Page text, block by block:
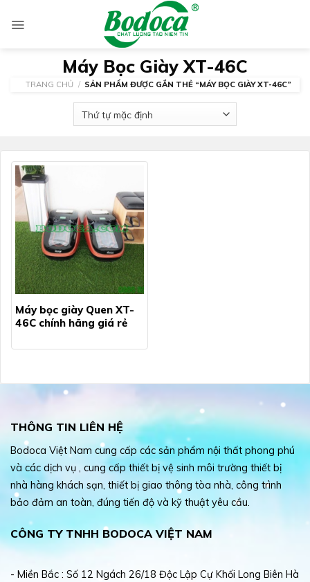
Máy Bọc Giày XT-46C
TRANG CHỦ / SẢN PHẨM ĐƯỢC GẮN THẺ “MÁY BỌC GIÀY XT-46C”
Máy bọc giày Quen XT-
46C chính hãng giá rẻ
THÔNG TIN LIÊN HỆ
Bodoca Việt Nam cung cấp các sản phẩm nội thất phong phú
và các dịch vụ , cung cấp thiết bị vệ sinh môi trường thiết bị
nhà hàng khách sạn, thiết bị giao thông tòa nhà, công trình
bảo đảm an toàn, đúng tiến độ và kỹ thuật yêu cầu.
CÔNG TY TNHH BODOCA VIỆT NAM
- Miền Bắc : Số 12 Ngách 26/18 Độc Lập Cự Khối Long Biên Hà